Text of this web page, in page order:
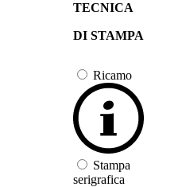
TECNICA
DI STAMPA
Ricamo
Stampa
serigrafica